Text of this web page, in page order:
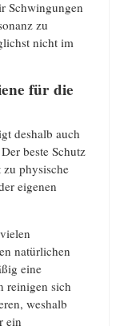
Schwingungen
zu
nicht im
für die
deshalb auch
beste Schutz
physische
eigenen
natürlichen
eine
reinigen sich
weshalb
ein